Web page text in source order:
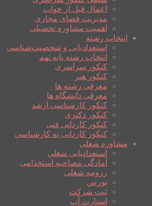
اعمال قبل از خواب
مدیریت فضای مجازی
اهمیت مشاوره تحصیلی
انتخاب رشته
استعدادیابی و شخصیت‌شناسی
انتخاب رشته پایه نهم
کنکور سراسری
کنکور هنر
معرفی رشته ها
معرفی دانشگاه ها
کنکور کارشناسی ارشد
کنکور دکتری
کنکور کاردانی فنی
کنکور کاردانی به کارشناسی
مشاوره شغلی
استعدادیابی شغلی
آمادگی مصاحبه استخدامی
رزومه شغلی
بورس
ثبت شرکت
استارت آپ